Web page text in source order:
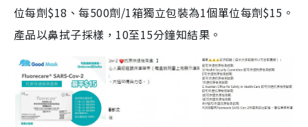
位每劑$18、每500劑/1箱獨立包裝為1個單位每劑$15。
產品以鼻拭子採樣，10至15分鐘知結果。